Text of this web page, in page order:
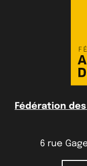
Fédération
6 rue